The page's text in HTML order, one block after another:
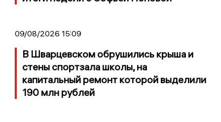
09/08/2026 15:09
В Шварцевском обрушились крыша и
стены спортзала школы, на
капитальный ремонт которой выделили
190 млн рублей